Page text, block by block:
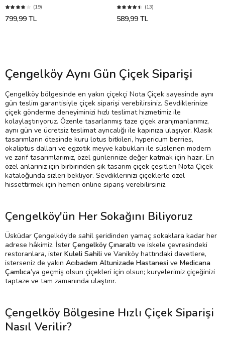
(19)
799,99 TL
(13)
589,99 TL
Çengelköy Aynı Gün Çiçek Siparişi
Çengelköy bölgesinde en yakın çiçekçi Nota Çiçek sayesinde aynı
gün teslim garantisiyle çiçek siparişi verebilirsiniz. Sevdiklerinize
çiçek gönderme deneyiminizi hızlı teslimat hizmetimiz ile
kolaylaştırıyoruz. Özenle tasarlanmış taze çiçek aranjmanlarımız,
aynı gün ve ücretsiz teslimat ayrıcalığı ile kapınıza ulaşıyor. Klasik
tasarımların ötesinde kuru lotus bitkileri, hypericum berries,
okaliptus dalları ve egzotik meyve kabukları ile süslenen modern
ve zarif tasarımlarımız, özel günlerinize değer katmak için hazır. En
özel anlarınız için birbirinden şık tasarım çiçek çeşitleri Nota Çiçek
kataloğunda sizleri bekliyor. Sevdiklerinizi çiçeklerle özel
hissettirmek için hemen online sipariş verebilirsiniz.
Çengelköy'ün Her Sokağını Biliyoruz
Üsküdar Çengelköy’de sahil şeridinden yamaç sokaklara kadar her
adrese hâkimiz. İster Çengelköy Çınaraltı ve iskele çevresindeki
restoranlara, ister Kuleli Sahili ve Vaniköy hattındaki davetlere,
isterseniz de yakın Acıbadem Altunizade Hastanesi ve Medicana
Çamlıca’ya geçmiş olsun çiçekleri için olsun; kuryelerimiz çiçeğinizi
taptaze ve tam zamanında ulaştırır.
Çengelköy Bölgesine Hızlı Çiçek Siparişi
Nasıl Verilir?